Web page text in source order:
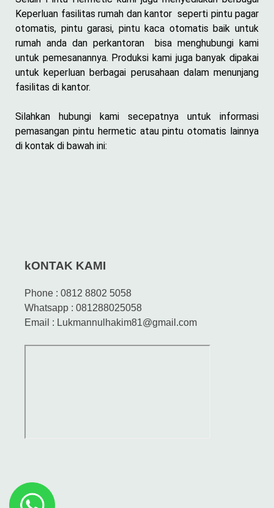
Keperluan fasilitas rumah dan kantor seperti pintu pagar
otomatis, pintu garasi, pintu kaca otomatis baik untuk
rumah anda dan perkantoran bisa menghubungi kami
untuk pemesanannya. Produksi kami juga banyak dipakai
untuk keperluan berbagai perusahaan dalam menunjang
fasilitas di kantor.
Silahkan hubungi kami secepatnya untuk informasi
pemasangan pintu hermetic atau pintu otomatis lainnya
di kontak di bawah ini:
kONTAK KAMI
Phone : 0812 8802 5058
Whatsapp : 081288025058
Email : Lukmannulhakim81@gmail.com